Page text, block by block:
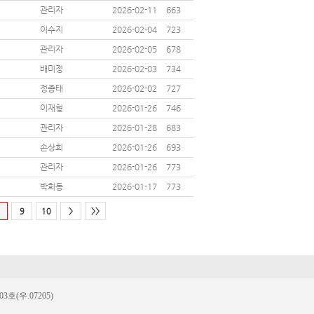
관리자 2026-02-11
663
이수지
2026-02-04
723
관리자
2026-02-05
678
배미정
2026-02-03
734
정종태
2026-02-02
727
이재형
2026-01-26
746
관리자
2026-01-28
683
손상희
2026-01-26
693
관리자
2026-01-26
773
박희동
2026-01-17 773
9 10 > >>
호(우.07205)